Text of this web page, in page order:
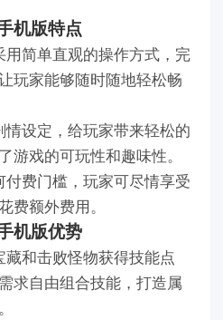
机版特点
简单直观的操作方式，完
玩家能够随时随地轻松畅
设定，给玩家带来轻松的
游戏的可玩性和趣味性。
费门槛，玩家可尽情享受
费额外费用。
机版优势
和击败怪物获得技能点
求自由组合技能，打造属